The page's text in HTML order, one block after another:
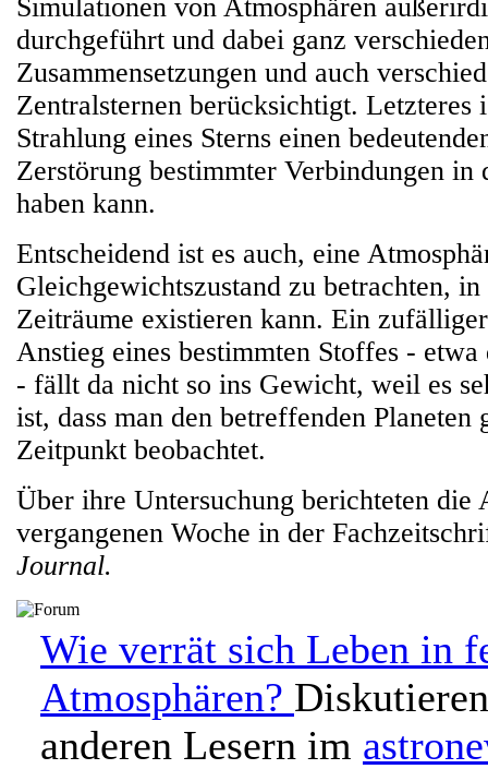
Simulationen von Atmosphären
durchgeführt und dabei ganz
Zusammensetzungen und auch
Zentralsternen berücksichtigt. Letzteres
Strahlung eines Sterns einen
Zerstörung bestimmter Verbindungen in
haben kann.
Entscheidend ist es auch, eine
Gleichgewichtszustand zu betrachten,
Zeiträume existieren kann. Ein
Anstieg eines bestimmten Stoffes -
- fällt da nicht so ins Gewicht, weil es
ist, dass man den betreffenden Planeten
Zeitpunkt beobachtet.
Über ihre Untersuchung berichteten die
vergangenen Woche in der
Journal.
Wie verrät sich Leben in
Atmosphären?
anderen Lesern im